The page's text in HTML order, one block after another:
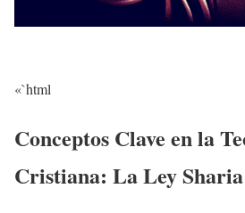
«`html
Conceptos Clave en la
Cristiana: La Ley Sharia